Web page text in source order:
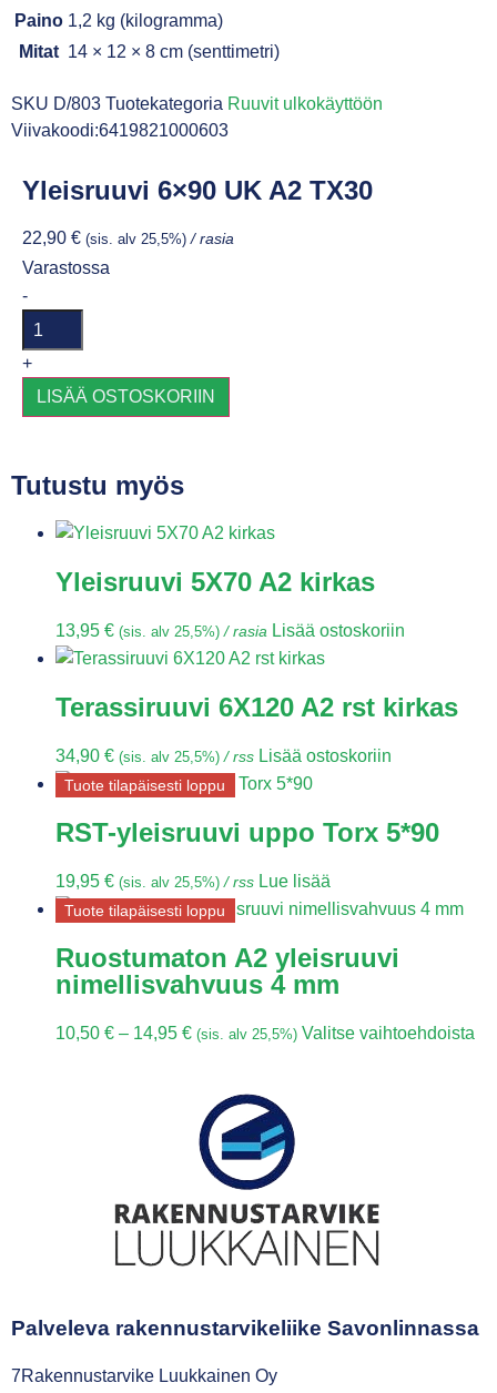
Paino 1,2 kg (kilogramma)
Mitat 14 × 12 × 8 cm (senttimetri)
SKU D/803 Tuotekategoria Ruuvit ulkokäyttöön
Viivakoodi:6419821000603
Yleisruuvi 6×90 UK A2 TX30
22,90 € (sis. alv 25,5%) / rasia
Varastossa
-
+
LISÄÄ OSTOSKORIIN
Tutustu myös
Yleisruuvi 5X70 A2 kirkas
13,95 € (sis. alv 25,5%) / rasia Lisää ostoskoriin
Terassiruuvi 6X120 A2 rst kirkas
34,90 € (sis. alv 25,5%) / rss Lisää ostoskoriin
Tuote tilapäisesti loppu
RST-yleisruuvi uppo Torx 5*90
19,95 € (sis. alv 25,5%) / rss Lue lisää
Tuote tilapäisesti loppu
Ruostumaton A2 yleisruuvi
nimellisvahvuus 4 mm
10,50 € – 14,95 € (sis. alv 25,5%) Valitse vaihtoehdoista
Palveleva rakennustarvikeliike Savonlinnassa
7Rakennustarvike Luukkainen Oy